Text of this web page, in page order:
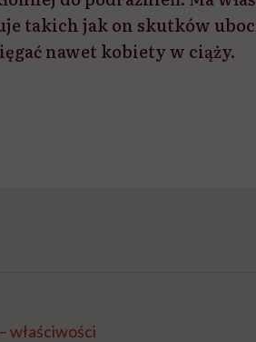
takich jak on skutków
nawet kobiety w ciąży.
właściwości